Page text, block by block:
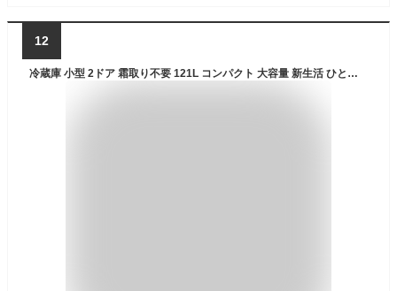
12
冷蔵庫 小型 2ドア 霜取り不要 121L コンパクト 大容量 新生活 ひとり暮らし 一人暮らし 自動霜取り 右開き オフィス 単身 おしゃれ 白 ホワイト MAXZEN JR121HM01WH